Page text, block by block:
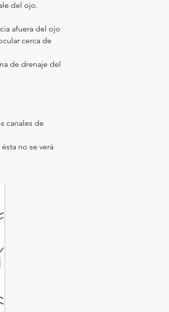
del ojo.
afuera del ojo
cerca de
de drenaje del
canales de
no se verá